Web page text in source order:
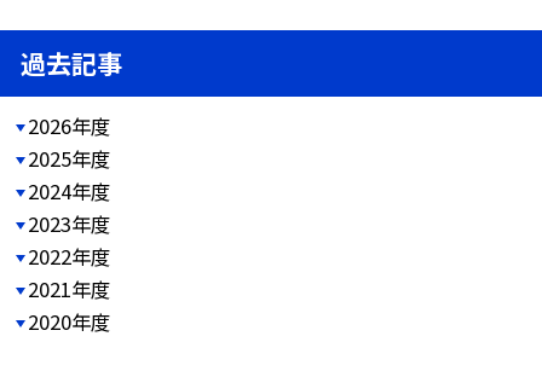
過去記事
2026年度
2025年度
2024年度
2023年度
2022年度
2021年度
2020年度